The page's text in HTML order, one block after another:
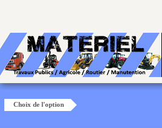
Choix de l'option